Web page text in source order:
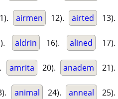
airmen 12). airted 13).
aldrin 16). alined 17).
amrita 20). anadem 21).
animal 24). anneal 25).